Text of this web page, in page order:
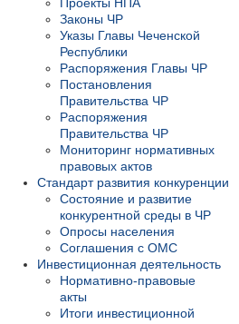
Проекты НПА
Законы ЧР
Указы Главы Чеченской
Республики
Распоряжения Главы ЧР
Постановления
Правительства ЧР
Распоряжения
Правительства ЧР
Мониторинг нормативных
правовых актов
Стандарт развития конкуренции
Состояние и развитие
конкурентной среды в ЧР
Опросы населения
Соглашения с ОМС
Инвестиционная деятельность
Нормативно-правовые
акты
Итоги инвестиционной